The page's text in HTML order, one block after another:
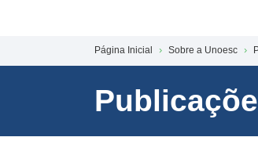
Página Inicial Sobre a Unoesc